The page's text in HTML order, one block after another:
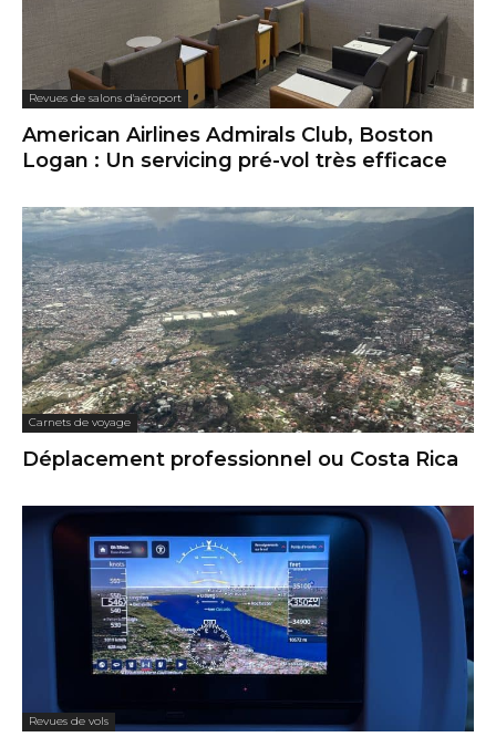
Revues de salons d'aéroport
American Airlines Admirals Club, Boston
Logan : Un servicing pré-vol très efficace
Carnets de voyage
Déplacement professionnel ou Costa Rica
Revues de vols